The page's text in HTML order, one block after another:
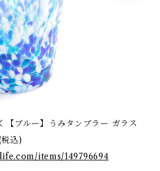
【ブルー】うみタンブラー ガラス
込)
items/149796694